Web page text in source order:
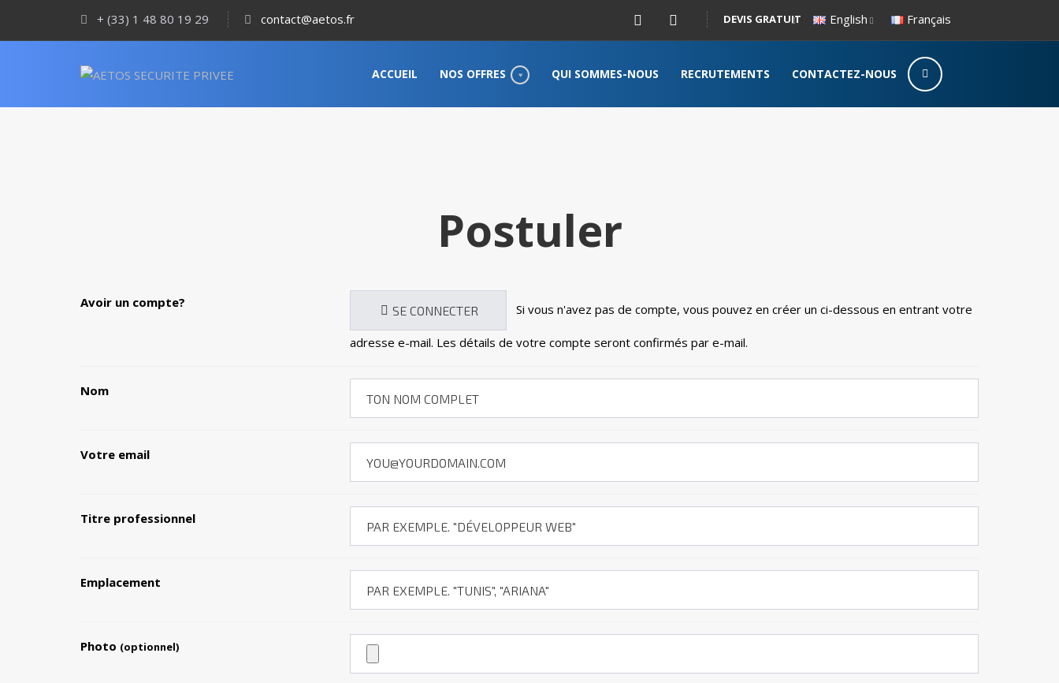
+ (33) 1 48 80 19 29 contact@aetos.fr DEVIS GRATUIT English Français
ACCUEIL NOS OFFRES QUI SOMMES-NOUS RECRUTEMENTS CONTACTEZ-NOUS
Postuler
Avoir un compte?
SE CONNECTER
adresse e-mail. Les détails de votre compte seront confirmés par e-mail.
Nom
Votre email
Titre professionnel
Emplacement
Photo (optionnel)